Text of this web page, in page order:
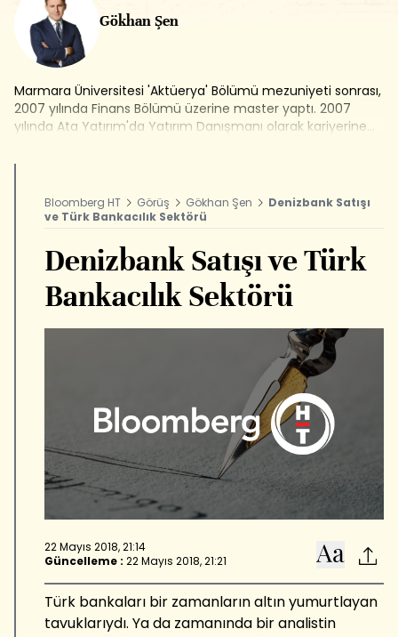
Gökhan Şen
Marmara Üniversitesi 'Aktüerya' Bölümü mezuniyeti sonrası,
2007 yılında Finans Bölümü üzerine master yaptı. 2007
yılında Ata Yatırım'da Yatırım Danışmanı olarak kariyerine
olarak devam etti. 2010-2013 yılları arasında Bloomberg
arasında Ak Yatırım'da Uluslararası Piyasalar Araştırma
Müdürü olarak çalıştı. Bloomberg HT'de Eonomi
Koordinatörlüğü görevinin ardından Genel Yayın Yönetmeni
olarak görev yaptı.
Bloomberg HT Görüş Gökhan Şen
Denizbank Satışı
ve Türk Bankacılık Sektörü
Denizbank Satışı ve Türk
Bankacılık Sektörü
22 Mayıs 2018, 21:14
Güncelleme : 22 Mayıs 2018, 21:21
Türk bankaları bir zamanların altın yumurtlayan
tavuklarıydı. Ya da zamanında bir analistin